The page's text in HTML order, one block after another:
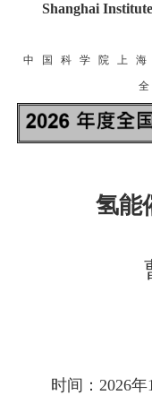
Shanghai
中 国 科 学 院 上
氢能
时间：2026